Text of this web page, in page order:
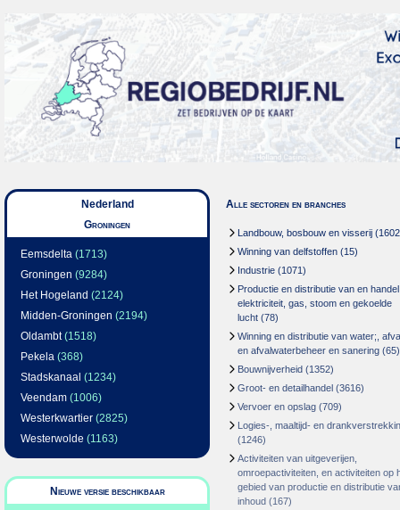
Nederland
Groningen
Eemsdelta (1713)
Groningen (9284)
Het Hogeland (2124)
Midden-Groningen (2194)
Oldambt(1518)
Pekela (368)
Stadskanaal (1234)
Veendam (1006)
Westerkwartier (2825)
Westerwolde (1163)
Nieuwe versie beschikbaar
Alle sectoren en branches
Landbouw, bosbouw en visserij
Winning van delfstoffen (15)
Industrie (1071)
Productie en distributie van en
elektriciteit, gas, stoom en gekoelde
lucht (78)
Winning en distributie van water;,
en afvalwaterbeheer en sanering (65)
Bouwnijverheid (1352)
Groot- en detailhandel (3616)
Vervoer en opslag (709)
Logies-, maaltijd- en
(1246)
Activiteiten van uitgeverijen,
omroepactiviteiten, en activiteiten op
gebied van productie en distributie
inhoud (167)